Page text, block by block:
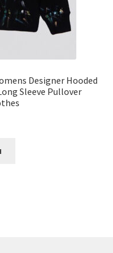
Designer Hooded
Sleeve Pullover